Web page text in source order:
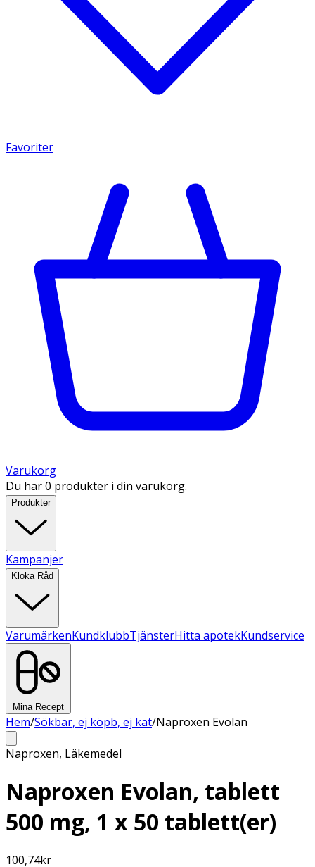
Favoriter
Varukorg
Du har 0 produkter i din varukorg.
Produkter
Kampanjer
Kloka Råd
VarumärkenKundklubbTjänsterHitta apotekKundservice
Mina Recept
Hem/Sökbar, ej köpb, ej kat/Naproxen Evolan
Naproxen, Läkemedel
Naproxen Evolan, tablett
500 mg, 1 x 50 tablett(er)
100,74kr